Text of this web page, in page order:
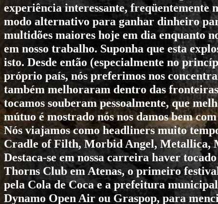
experiência interessante, freqüentemente
modo alternativo para ganhar dinheiro
multidões maiores hoje em dia enquanto
em nosso trabalho. Suponha que esta
isto. Desde então (especialmente no
próprio país, nós preferimos nos
também melhoraram dentro das
tocamos souberam pessoalmente, que
mútuo é mostrado nós nos damos bem
Nós viajamos como headliners muito
Cradle of Filth, Morbid Angel,Metallica,
Destaca-se em nossa carreira haver
Thorns Club em Atenas, o primeiro
pela Cola de Coca e a prefeitura
Dynamo Open Air ou Graspop, para